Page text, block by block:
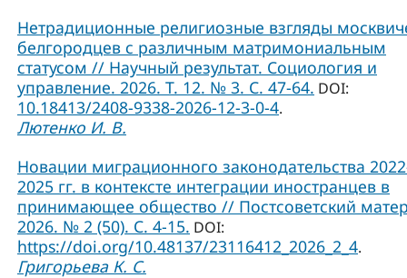
Нетрадиционные религиозные взгляды
белгородцев с различным матримониальным
статусом // Научный результат. Социология и
управление. 2026. Т. 12. № 3. С. 47-64. DOI:
10.18413/2408-9338-2026-12-3-0-4.
Лютенко И. В.
Новации миграционного законодательства
2025 гг. в контексте интеграции иностранцев в
принимающее общество // Постсоветский
2026. № 2 (50). С. 4-15. DOI:
https://doi.org/10.48137/23116412_2026_2_4.
Григорьева К. С.